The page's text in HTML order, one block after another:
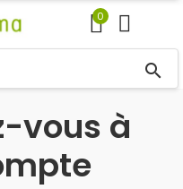
0
search
vous à